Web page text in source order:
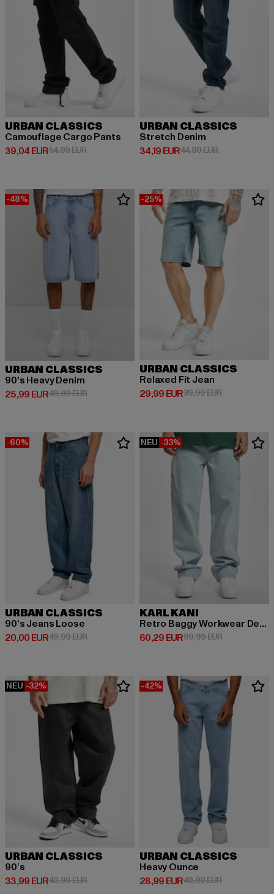
URBAN CLASSICS
Camouflage Cargo Pants
39,04 EUR
Derzeitiger Preis: 39,04 EUR
54,99 EURAktionspreis: 54,99 EUR
URBAN CLASSICS
Stretch Denim
34,19 EUR
Derzeitiger Preis: 34,19 EUR
44,99 EURAktionspreis:
-48%
URBAN CLASSICS
90's Heavy Denim
25,99 EUR
Derzeitiger Preis: 25,99 EUR
49,99 EURAktionspreis: 49,99 EUR
-25%
URBAN CLASSICS
Relaxed Fit Jean
29,99 EUR
Derzeitiger Preis: 29,99 EUR
39,99 EURAktionspreis:
-60%
URBAN CLASSICS
90‘s Jeans Loose
20,00 EUR
Derzeitiger Preis: 20,00 EUR
49,99 EURAktionspreis: 49,99 EUR
NEU -33%
KARL KANI
Retro Baggy Workwear Denim Loose Fit
60,29 EUR
Derzeitiger Preis: 60,29 EUR
89,99 EURAktionspreis:
NEU -32%
URBAN CLASSICS
90‘s
33,99 EUR
Derzeitiger Preis: 33,99 EUR
49,99 EURAktionspreis: 49,99 EUR
-42%
URBAN CLASSICS
Heavy Ounce
28,99 EUR
Derzeitiger Preis: 28,99 EUR
49,99 EURAktionspreis: